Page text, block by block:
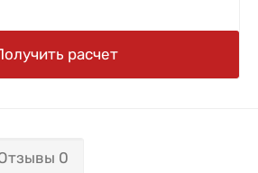
расчет
0